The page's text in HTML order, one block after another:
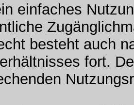
einfaches
besteht auch
fort.